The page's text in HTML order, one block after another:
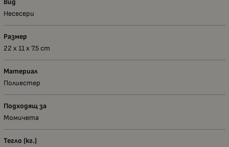
Несесери
Размер
22 х 11 х 7.5 сm
Материал
Полиестер
Подходящ за
Момичета
Тегло (кг.)